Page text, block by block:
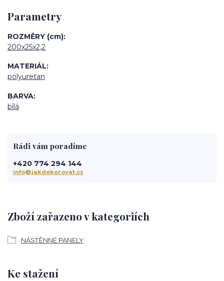
Parametry
ROZMĚRY (cm)
200x25x2,2
MATERIÁL
polyuretan
BARVA
bílá
Zboží zařazeno v kategoriích
NÁSTĚNNÉ PANELY
Rádi vám poradíme
+420 774 294 144
info@jakdekorovat.cz
Ke stažení